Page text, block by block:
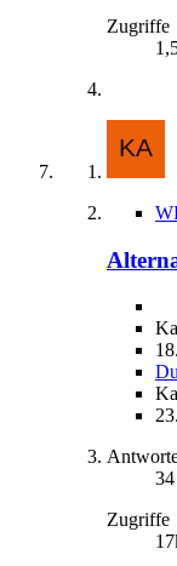
Zugriffe
34
Zugriffe